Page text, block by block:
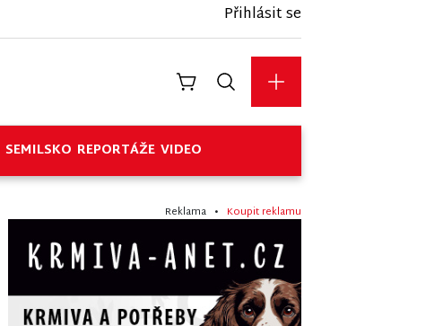
Přihlásit se
SEMILSKO REPORTÁŽE VIDEO
Reklama • Koupit reklamu